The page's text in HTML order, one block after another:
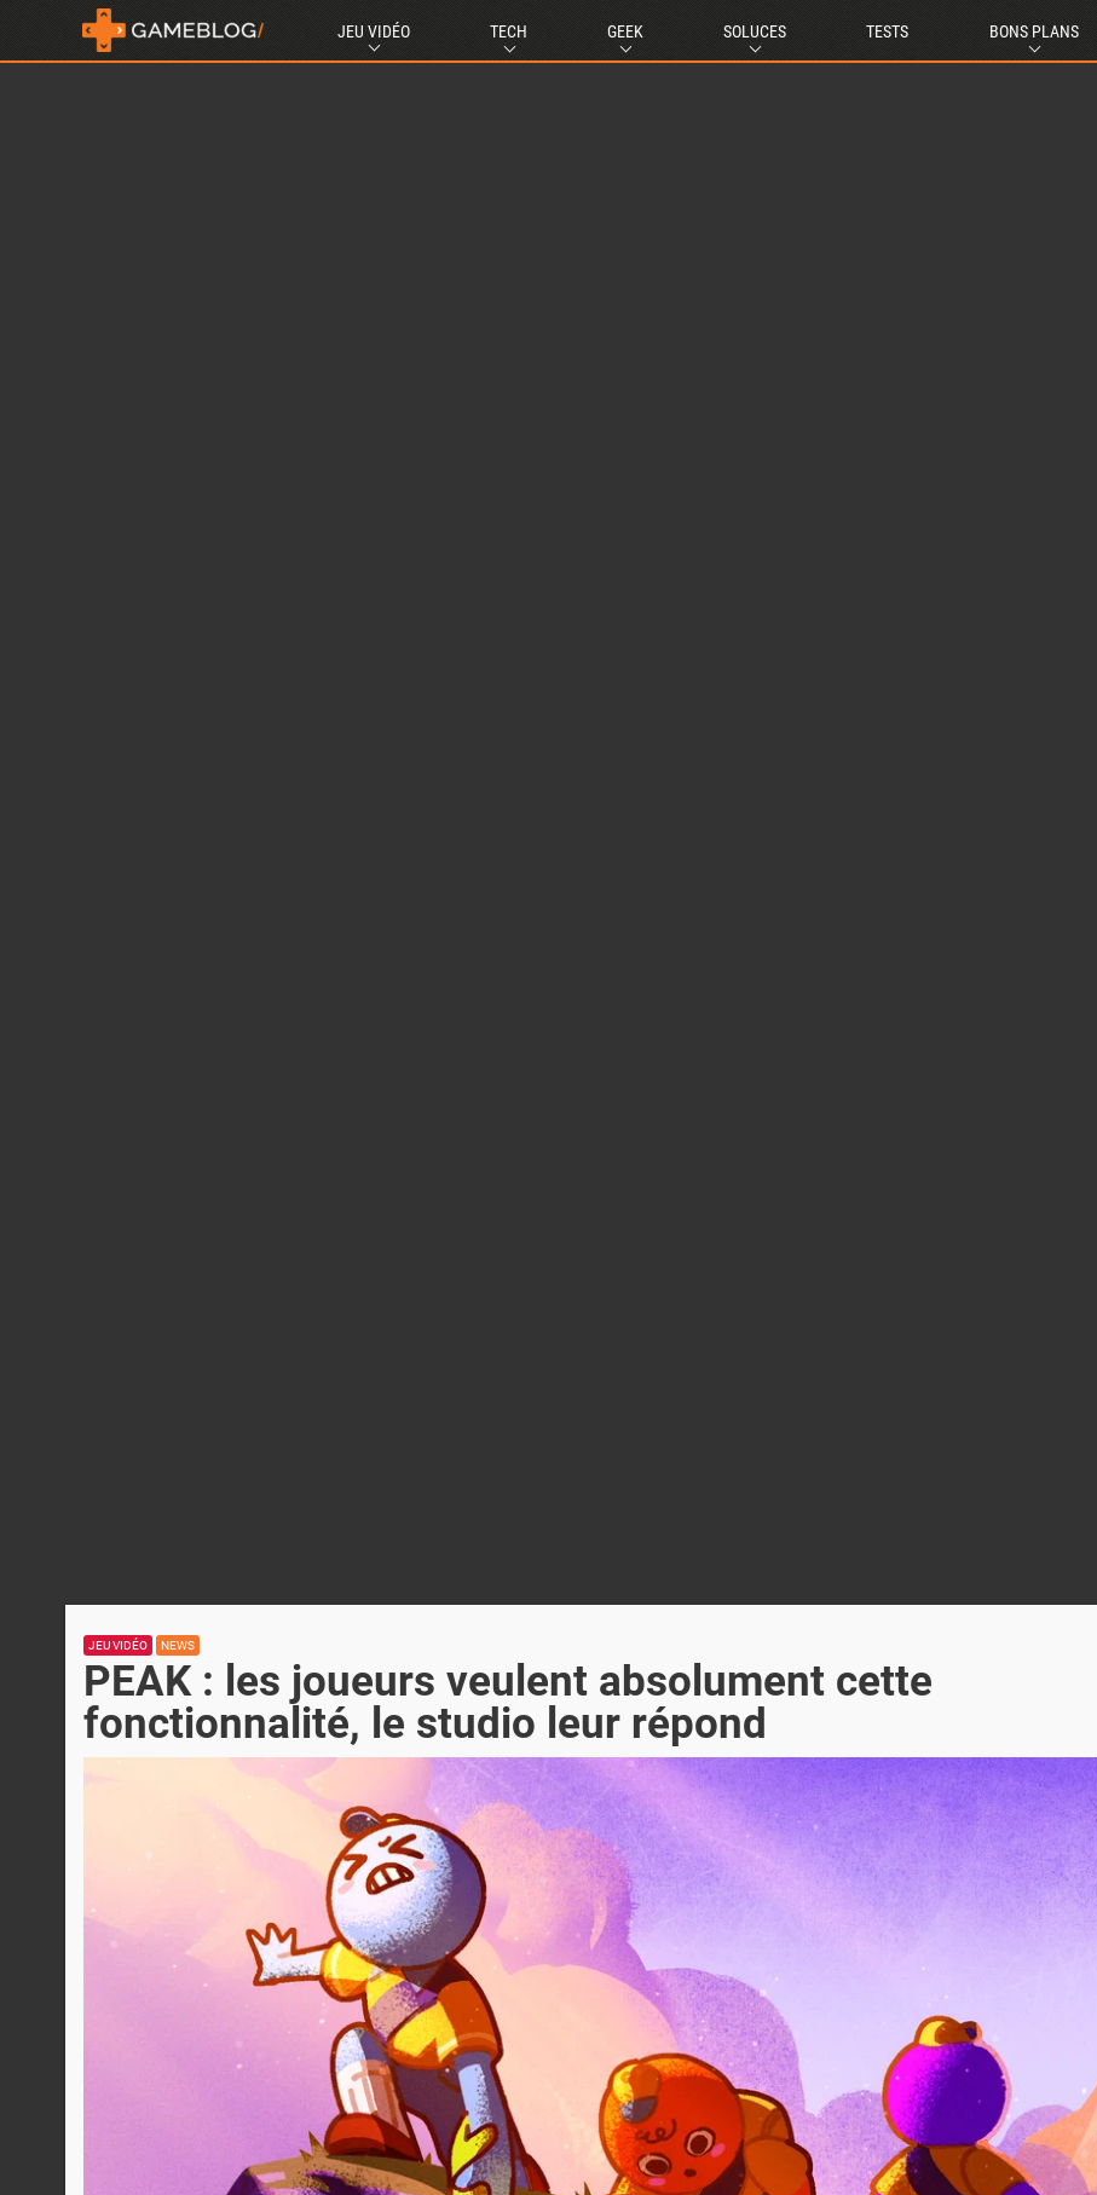
JEU VIDÉO TECH GEEK SOLUCES TESTS BONS PLANS
JEU VIDÉO NEWS
PEAK : les joueurs veulent absolument cette
fonctionnalité, le studio leur répond